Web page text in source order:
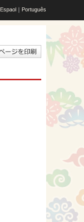
Espaol ｜ Português